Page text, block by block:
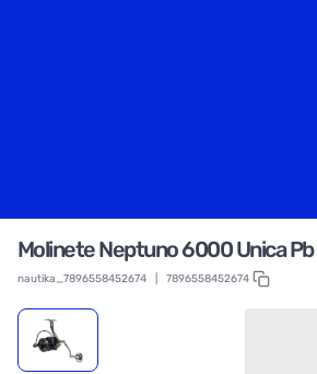
Molinete Neptuno 6000 Unica
nautika_7896558452674 7896558452674